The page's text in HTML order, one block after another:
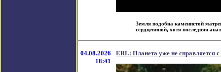
Земля подобна каменистой
сердцевиной, хотя последняя
04.08.2026
18:41
ERL: Планета уже не справляется